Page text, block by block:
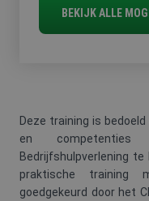
BEKIJK ALLE
Deze training is
en
Bedrijfshulpverlening
praktische training
goedgekeurd door het